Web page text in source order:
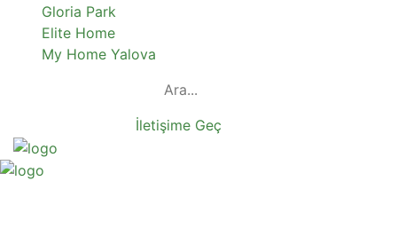
Gloria Park
Elite Home
My Home Yalova
İletişime Geç